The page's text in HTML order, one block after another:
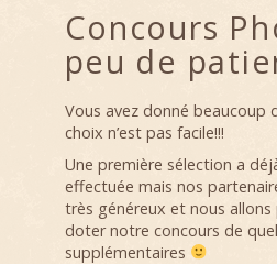
Concours
peu de
Vous avez donné
choix n’est pas facile!!!
Une première sélection a
effectuée mais nos
très généreux et nous allons
doter notre concours de
supplémentaires